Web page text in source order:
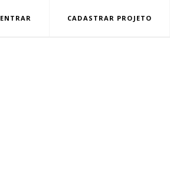
ENTRAR CADASTRAR PROJETO